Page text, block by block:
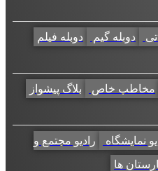
دوبله گیم دوبله فیلم
خاص بلاگ پیشواز
رادیو مجتمع و
ها